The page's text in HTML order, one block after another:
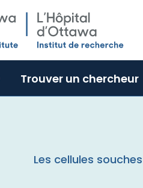
Trouver un chercheur
Les cellules